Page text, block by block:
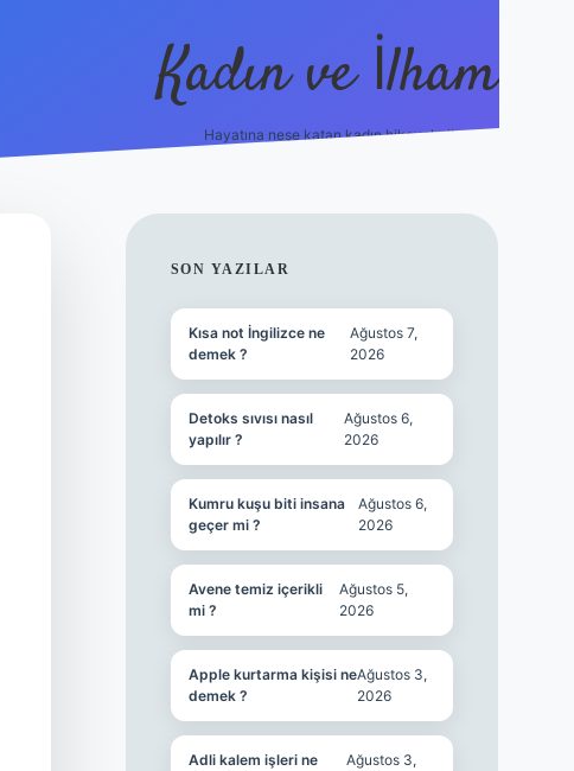
Kadın ve İlham
Hayatına neşe katan kadın hikayeleri!
SIDEBAR
SON YAZILAR
Kısa not İngilizce ne
demek ?
Ağustos 7,
2026
Detoks sıvısı nasıl
yapılır ?
Ağustos 6,
2026
Kumru kuşu biti insana
geçer mi ?
Ağustos 6,
2026
Avene temiz içerikli
mi ?
Ağustos 5,
2026
Apple kurtarma kişisi ne
demek ?
Ağustos 3,
2026
Adli kalem işleri ne
Ağustos 3,
ilbet https://